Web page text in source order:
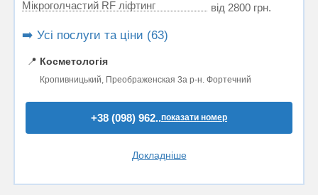
Мікроголчастий RF ліфтинг від 2800 грн.
➡️ Усі послуги та ціни (63)
📍 Косметологія
Кропивницький, Преображенская 3а р-н. Фортечний
+38 (098) 962..показати номер
Докладніше